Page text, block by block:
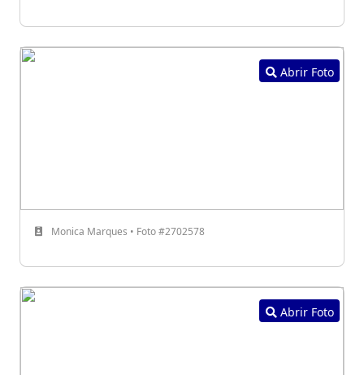
Abrir Foto
Monica Marques • Foto #2702578
Abrir Foto